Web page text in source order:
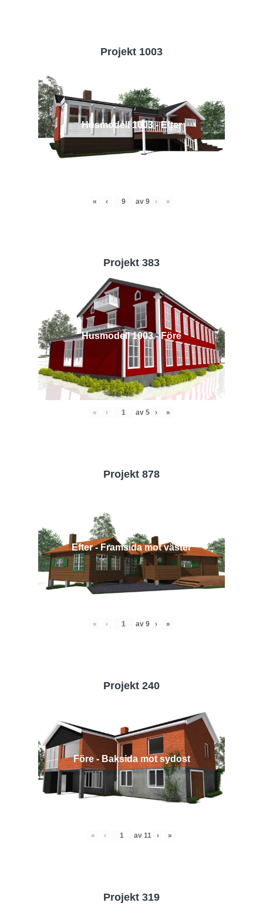
Projekt 1003
Husmodell 1003 - Efter
« ‹ av 9 › »
Projekt 383
Husmodell 1003 - Före
« ‹ av 5 › »
Projekt 878
Efter - Framsida mot väster
« ‹ av 9 › »
Projekt 240
Före - Baksida mot sydost
« ‹ av 11 › »
Projekt 319